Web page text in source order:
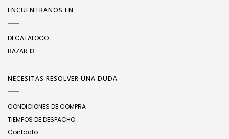
ENCUENTRANOS EN
DECATALOGO
BAZAR 13
NECESITAS RESOLVER UNA DUDA
CONDICIONES DE COMPRA
TIEMPOS DE DESPACHO
Contacto